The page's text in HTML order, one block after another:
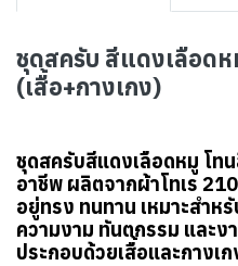
ชุดสครับ สีแดงเลือดห
(เสื้อ+กางเกง)
ชุดสครับสีแดงเลือดหมู โท
อาชีพ ผลิตจากผ้าโทเร
อยู่ทรง ทนทาน เหมาะสำห
ความงาม ทันตกรรม และง
ประกอบด้วยเสื้อและกางเ